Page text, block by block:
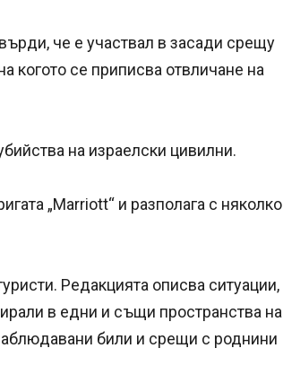
че е участвал в засади срещу
когото се приписва отвличане на
на израелски цивилни.
„Marriott“ и разполага с няколко
Редакцията описва ситуации,
в едни и същи пространства на
били и срещи с роднини